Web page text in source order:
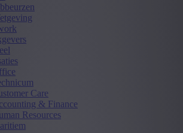
Care
& Finance
Resources